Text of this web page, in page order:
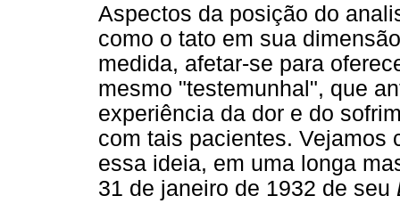
Aspectos da posição do
como o tato em sua
medida, afetar-se para
mesmo "testemunhal", que
experiência da dor e do
com tais pacientes. Vejamos
essa ideia, em uma longa
31 de janeiro de 1932 de seu